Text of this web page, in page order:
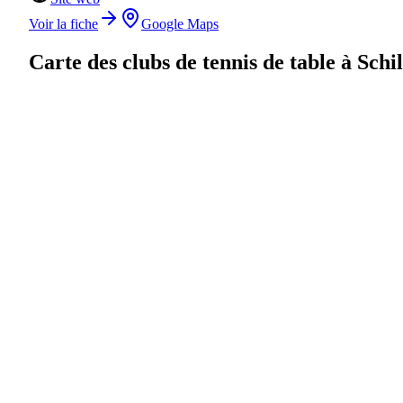
Voir la fiche
Google Maps
Carte des clubs de tennis de table à